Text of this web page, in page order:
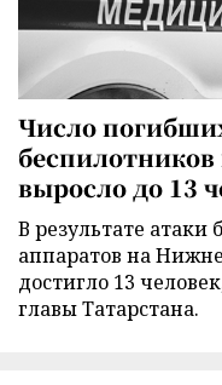
Число
выросло до 13
В результате
аппаратов на
достигло 13
главы Татарстана.